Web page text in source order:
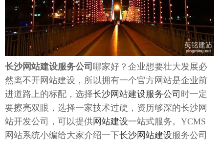
长沙网站建设服务公司 哪家好？企业想要壮大发展必
然离不开网站建设，所以拥有一个官方网站是企业前
进道路上的标配，选择长沙网站建设服务公司 时一定
要擦亮双眼，选择一家技术过硬，资历够深的长沙网
站开发公司，可以提供网站建设一站式服务。YCMS
网站系统小编给大家介绍一下长沙网站建设服务公司